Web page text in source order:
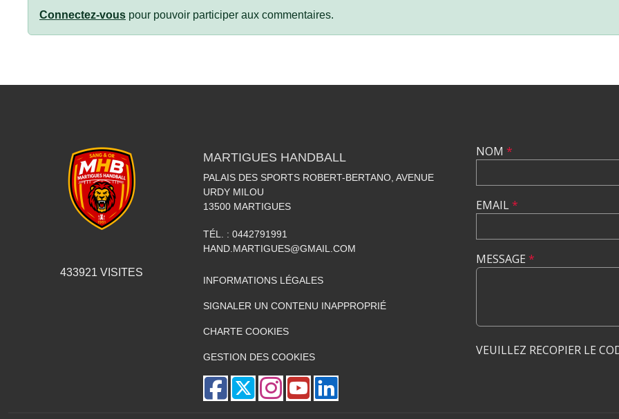
Connectez-vous pour pouvoir participer aux commentaires.
433921 VISITES
MARTIGUES HANDBALL
PALAIS DES SPORTS ROBERT-BERTANO, AVENUE
URDY MILOU
13500 MARTIGUES
TÉL. : 0442791991
HAND.MARTIGUES@GMAIL.COM
INFORMATIONS LÉGALES
SIGNALER UN CONTENU INAPPROPRIÉ
CHARTE COOKIES
GESTION DES COOKIES
NOM *
EMAIL*
MESSAGE *
VEUILLEZ RECOPIER LE